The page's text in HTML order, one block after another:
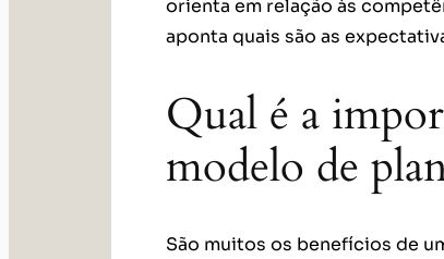
orienta em relação às
aponta quais são as
Qual é a
modelo de
São muitos os benefícios de